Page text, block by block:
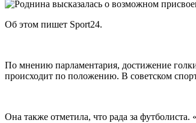
Об этом пишет Sport24.
По мнению парламентария, достижение
происходит по положению. В советском
Она также отметила, что рада за